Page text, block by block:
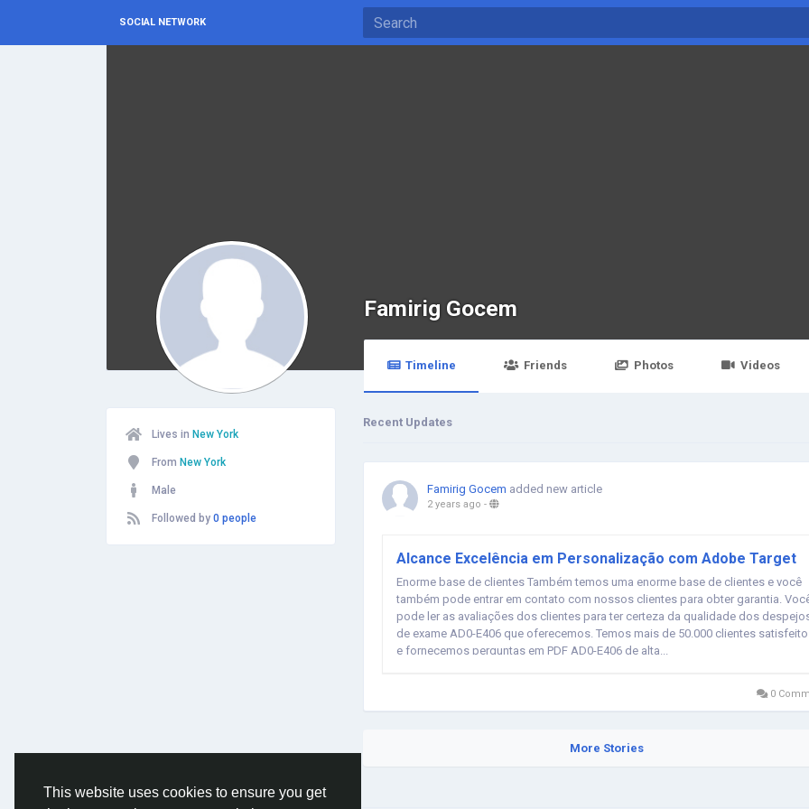
This website uses cookies to ensure you get
SOCIAL NETWORK
Famirig Gocem
Timeline Friends Photos Videos
Lives in New York
From New York
Male
Followed by 0 people
Recent Updates
Famirig Gocem added new article
2 years ago -
Alcance Excelência em Personalização com Adobe Target
Enorme base de clientes Também temos uma enorme base de clientes e você
também pode entrar em contato com nossos clientes para obter garantia.
pode ler as avaliações dos clientes para ter certeza da qualidade dos
de exame AD0-E406 que oferecemos. Temos mais de 50.000 clientes
e fornecemos perguntas em PDF AD0-E406 de alta...
0
More Stories